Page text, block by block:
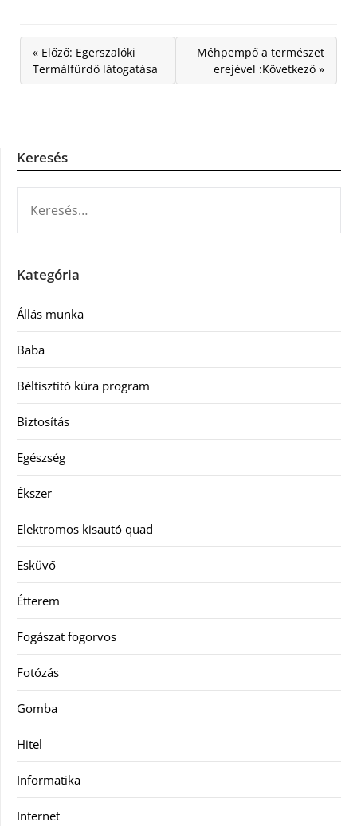
« Előző: Egerszalóki
Termálfürdő látogatása
Méhpempő a természet
erejével :Következő »
Keresés
Kategória
Állás munka
Baba
Béltisztító kúra program
Biztosítás
Egészség
Ékszer
Elektromos kisautó quad
Esküvő
Étterem
Fogászat fogorvos
Fotózás
Gomba
Hitel
Informatika
Internet